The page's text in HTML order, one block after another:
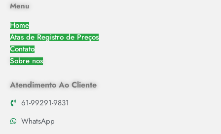
Menu
Home
Atas de Registro de Preços
Contato
Sobre nos
Atendimento Ao Cliente
61-99291-9831
WhatsApp